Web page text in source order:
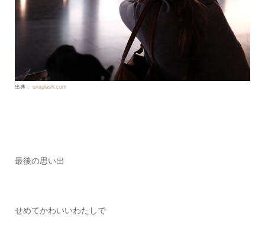
出典： unsplash.com
最後の思い出
せめてかわいいわたしで